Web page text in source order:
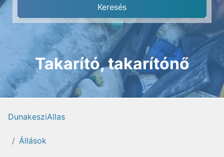
Takarító, takarítónő
DunakesziAllas
Állások